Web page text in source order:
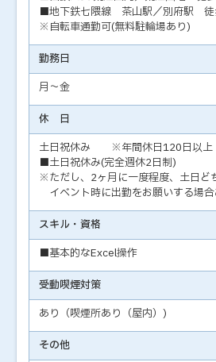
■地下鉄七隈線 茶山駅／別府駅 徒
※自転車通勤可(無料駐輪場あり)
勤務日
月～金
休 日
土日祝休み ※年間休日120日以上
■土日祝休み(完全週休2日制)
※ただし、2ヶ月に一度程度、土日ど
イベント時に出勤をお願いする場合
スキル・資格
■基本的なExcel操作
受動喫煙対策
あり（喫煙所あり（屋内）)
その他